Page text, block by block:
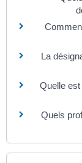
La
Quelle
Quels